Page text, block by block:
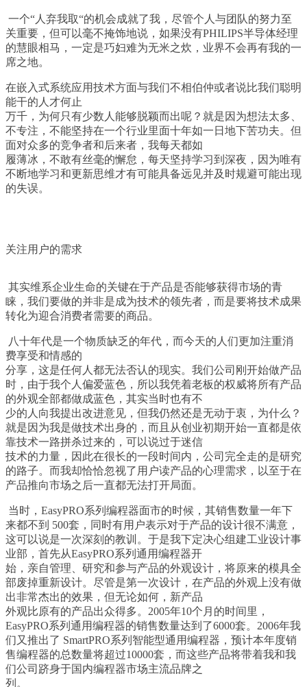
一个“ 人弃我取“的机会成就了我，尽管个人与团队的努力至
关重要，但可以毫不掩饰地说，如果没有PHILIPS半导体经理
的慧眼相马，一定是巧妇难为无米之炊，业界不会再有我的一
席之地。
在嵌入式系统应用技术方面与我们不相伯仲或者说比我们聪明
能干的人才何止
万千，为何只有少数人能够脱颖而出呢？就是因为想法太多、
不专注，不能坚持在一个行业里面十年如一日地下苦功夫。但
面对众多的竞争者和后来者，我每天都如
履薄冰，不敢有丝毫的懈怠，每天坚持学习到深夜，因为唯有
不断地学习和更新思维才有可能具备远见并及时规避可能出现
的失误。
关注用户的需求
其实维系企业生命的关键在于产品是否能够获得市场的青
睐，我们要做的并非是成为技术的领先者，而是要将技术成果
转化为迎合消费者需要的商品。
八十年代是一个物质缺乏的年代，而今天的人们更加注重消
费享受和情感的
分享，这是任何人都无法否认的现实。我们公司刚开始做产品
时，由于我个人偏爱蓝色，所以我凭着老板的权威将所有产品
的外观全部都做成蓝色，其实当时也有不
少的人向我提出改进意见，但我仍然还是无动于衷，为什么？
就是因为我是做技术出身的，而且从创业初期开始一直都是依
靠技术一路拼杀过来的，可以说过于迷信
技术的力量，因此在很长的一段时间内，公司完全走的是研究
的路子。而我却恰恰忽视了用户读产品的心理需求，以至于在
产品推向市场之后一直都无法打开局面。
当时， EasyPRO系列编程器面市的时候，其销售数量一年下
来都不到 500套，同时有用户表示对于产品的设计很不满意，
这可以说是一次深刻的教训。于是我下定决心组建工业设计事
业部，首先从EasyPRO系列通用编程器开
始，亲自管理、研究和参与产品的外观设计，将原来的模具全
部废掉重新设计。尽管是第一次设计，在产品的外观上没有做
出非常杰出的效果，但无论如何，新产品
外观比原有的产品出众得多。 2005年10个月的时间里，
EasyPRO系列通用编程器的销售数量达到了6000套。 2006年我
们又推出了 SmartPRO系列智能型通用编程器，预计本年度销
售编程器的总数量将超过10000套，而这些产品将带着我和我
们公司跻身于国内编程器市场主流品牌之
列。